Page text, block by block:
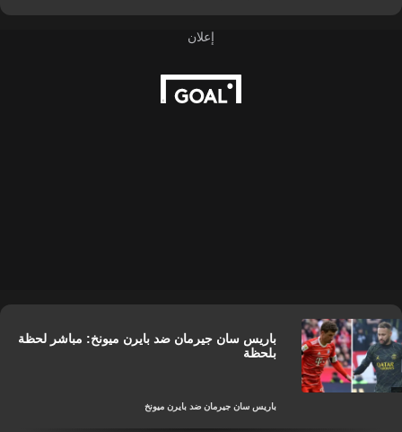
باريس سان جيرمان ضد بايرن ميونخ
باريس سان جيرمان ضد بايرن ميونخ: مباشر لحظة
بلحظة